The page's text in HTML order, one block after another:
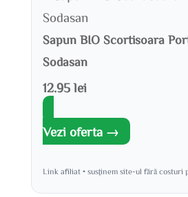
Sapun BIO Scortisoara
Sodasan
12.95 lei
Vezi oferta →
Link afiliat • susținem site-ul fără costuri